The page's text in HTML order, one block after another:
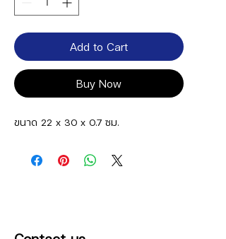
Add to Cart
Buy Now
ขนาด 22 x 30 x 0.7 ซม.